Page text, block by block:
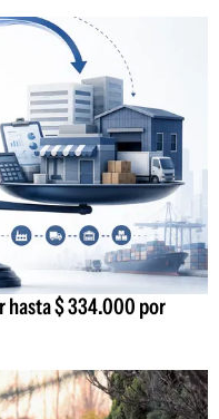
hasta $ 334.000 por